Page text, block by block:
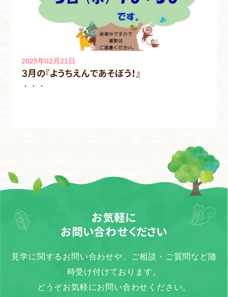
2025年02月21日
３月の『ようちえんであそぼう！』
・・・
お気軽に
お問い合わせください
見学に関するお問い合わせや、ご相談・ご質問など随
時受け付けております。
どうぞお気軽にお問い合わせください。